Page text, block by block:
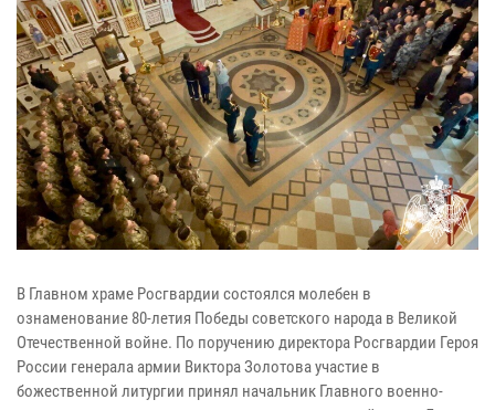
В Главном храме Росгвардии состоялся молебен в
ознаменование 80-летия Победы советского народа в Великой
Отечественной войне. По поручению директора Росгвардии Героя
России генерала армии Виктора Золотова участие в
божественной литургии принял начальник Главного военно-